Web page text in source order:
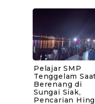
Pelajar SMP
Tenggelam
Berenang di
Sungai Siak,
Pencarian